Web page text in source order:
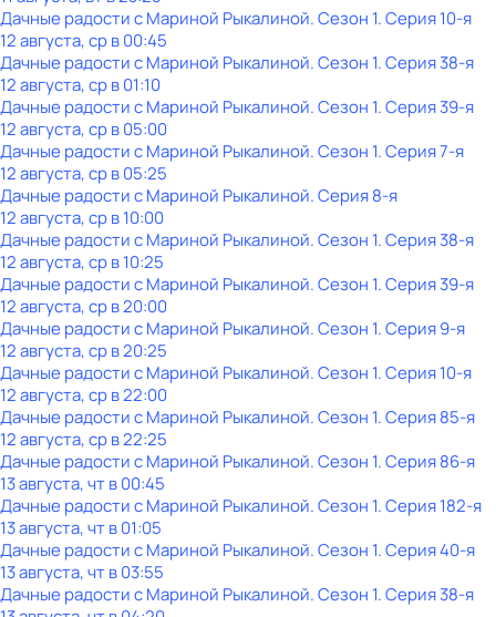
Дачные радости с Мариной Рыкалиной. Сезон 1. Серия 10-я
12 августа, ср в 00:45
Дачные радости с Мариной Рыкалиной. Сезон 1. Серия 38-я
12 августа, ср в 01:10
Дачные радости с Мариной Рыкалиной. Сезон 1. Серия 39-я
12 августа, ср в 05:00
Дачные радости с Мариной Рыкалиной. Сезон 1. Серия 7-я
12 августа, ср в 05:25
Дачные радости с Мариной Рыкалиной. Серия 8-я
12 августа, ср в 10:00
Дачные радости с Мариной Рыкалиной. Сезон 1. Серия 38-я
12 августа, ср в 10:25
Дачные радости с Мариной Рыкалиной. Сезон 1. Серия 39-я
12 августа, ср в 20:00
Дачные радости с Мариной Рыкалиной. Сезон 1. Серия 9-я
12 августа, ср в 20:25
Дачные радости с Мариной Рыкалиной. Сезон 1. Серия 10-я
12 августа, ср в 22:00
Дачные радости с Мариной Рыкалиной. Сезон 1. Серия 85-я
12 августа, ср в 22:25
Дачные радости с Мариной Рыкалиной. Сезон 1. Серия 86-я
13 августа, чт в 00:45
Дачные радости с Мариной Рыкалиной. Сезон 1. Серия 182-я
13 августа, чт в 01:05
Дачные радости с Мариной Рыкалиной. Сезон 1. Серия 40-я
13 августа, чт в 03:55
Дачные радости с Мариной Рыкалиной. Сезон 1. Серия 38-я